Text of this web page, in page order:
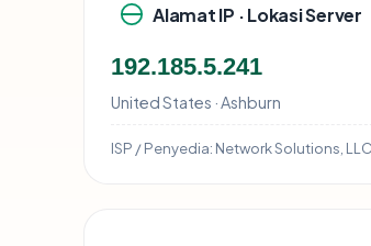
Alamat IP · Lokasi Server
192.185.5.241
United States · Ashburn
ISP / Penyedia: Network Solutions, LLC